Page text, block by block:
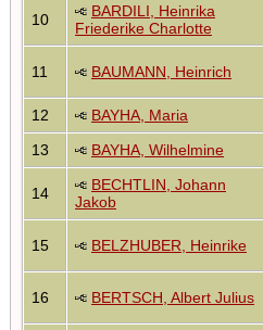
10
BARDILI, Heinrika
Friederike Charlotte
11 BAUMANN, Heinrich
12 BAYHA, Maria
13
BAYHA, Wilhelmine
14
BECHTLIN, Johann
Jakob
15 BELZHUBER, Heinrike
16 BERTSCH, Albert Julius